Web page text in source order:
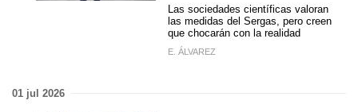
Las sociedades científicas valoran
las medidas del Sergas, pero creen
que chocarán con la realidad
E. ÁLVAREZ
01 jul 2026